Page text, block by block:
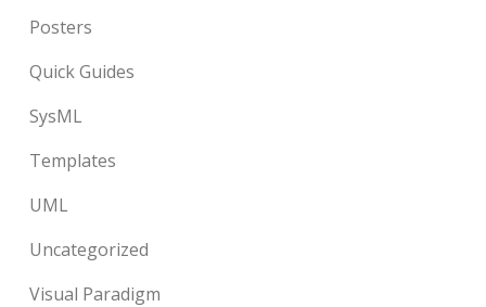
Posters
Quick Guides
SysML
Templates
UML
Uncategorized
Visual Paradigm